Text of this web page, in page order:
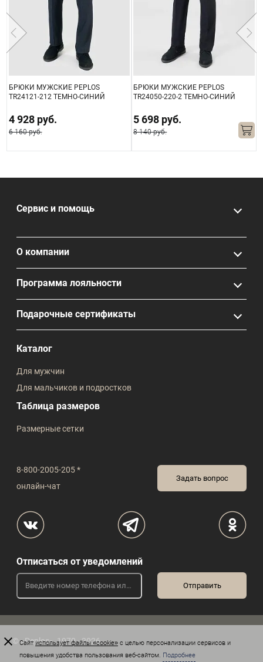
БРЮКИ МУЖСКИЕ PEPLOS
TR24121-212 ТЕМНО-СИНИЙ
4 928 руб.
6 160 руб.
БРЮКИ МУЖСКИЕ PEPLOS
TR24050-220-2 ТЕМНО-СИНИЙ
5 698 руб.
8 140 руб.
8-800-2005-205 *
онлайн-чат
Задать вопрос
Сервис и помощь
О компании
Программа лояльности
Подарочные сертификаты
Каталог
Для мужчин
Для мальчиков и подростков
Таблица размеров
Размерные сетки
Отписаться от уведомлений
© «Peplos», 1970 - 2026
Сайтиспользует файлы «cookie» с целью персонализации сервисов и
повышения удобства пользования веб-сайтом. Подробнее